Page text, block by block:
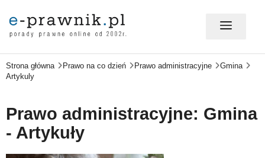
MÓJ E-PRAWNIK - LOGOWANIE
PORADY PRAWNE ONLINE
PRAWO NA CO DZIEŃ
Strona główna Prawo na co dzień Prawo administracyjne
Gmina
Artykuly
Prawo administracyjne: Gmina
- Artykuły